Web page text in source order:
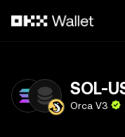
SOL-
Orca V3